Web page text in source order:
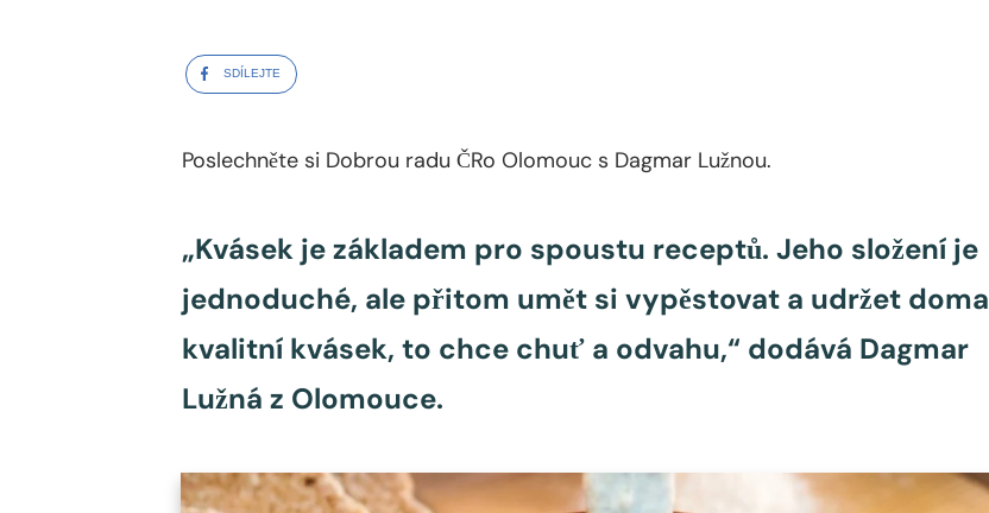
SDÍLEJTE
Poslechněte si Dobrou radu ČRo Olomouc s Dagmar Lužnou.
„Kvásek je základem pro spoustu receptů. Jeho složení je
jednoduché, ale přitom umět si vypěstovat a udržet doma
kvalitní kvásek, to chce chuť a odvahu,“ dodává Dagmar
Lužná z Olomouce.